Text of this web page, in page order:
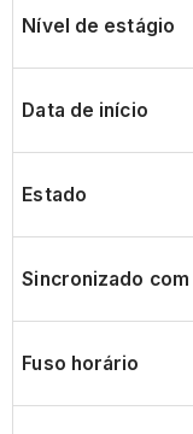
Nível de estágio
Data de início
Estado
Sincronizado
Fuso horário